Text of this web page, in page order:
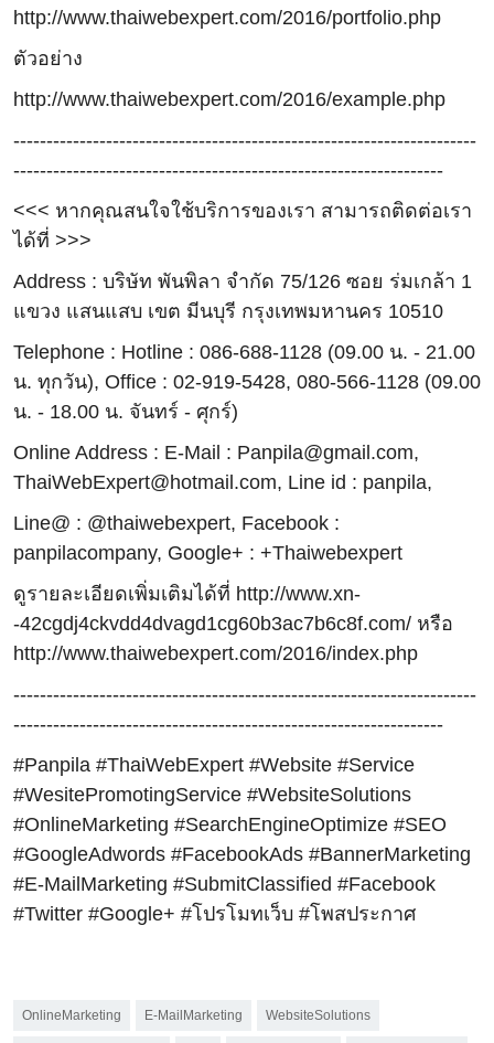
http://www.thaiwebexpert.com/2016/portfolio.php
ตัวอย่าง
http://www.thaiwebexpert.com/2016/example.php
----------------------------------------------------------------------
-----------------------------------------------------------------
<<< หากคุณสนใจใช้บริการของเรา สามารถติดต่อเรา
ได้ที่ >>>
Address : บริษัท พันพิลา จำกัด 75/126 ซอย ร่มเกล้า 1
แขวง แสนแสบ เขต มีนบุรี กรุงเทพมหานคร 10510
Telephone : Hotline : 086-688-1128 (09.00 น. - 21.00
น. ทุกวัน), Office : 02-919-5428, 080-566-1128 (09.00
น. - 18.00 น. จันทร์ - ศุกร์)
Online Address : E-Mail : Panpila@gmail.com,
ThaiWebExpert@hotmail.com, Line id : panpila,
Line@ : @thaiwebexpert, Facebook :
panpilacompany, Google+ : +Thaiwebexpert
ดูรายละเอียดเพิ่มเติมได้ที่ http://www.xn-
-42cgdj4ckvdd4dvagd1cg60b3ac7b6c8f.com/ หรือ
http://www.thaiwebexpert.com/2016/index.php
----------------------------------------------------------------------
-----------------------------------------------------------------
#Panpila #ThaiWebExpert #Website #Service
#WesitePromotingService #WebsiteSolutions
#OnlineMarketing #SearchEngineOptimize #SEO
#GoogleAdwords #FacebookAds #BannerMarketing
#E-MailMarketing #SubmitClassified #Facebook
#Twitter #Google+ #โปรโมทเว็บ #โพสประกาศ
OnlineMarketing E-MailMarketing WebsiteSolutions